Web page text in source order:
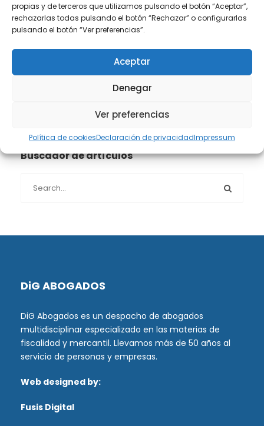
propias y de terceros que utilizamos pulsando el botón “Aceptar”,
rechazarlas todas pulsando el botón “Rechazar” o configurarlas
pulsando el botón “Ver preferencias”.
Aceptar
Denegar
Ver preferencias
Política de cookiesDeclaración de privacidadImpressum
Propiedad intelectual e industrial(13)
Sin categoría(1)
Buscador de artículos
DiG ABOGADOS
DiG Abogados es un despacho de abogados
multidisciplinar especializado en las materias de
fiscalidad y mercantil. Llevamos más de 50 años al
servicio de personas y empresas.
Web designed by:
Fusis Digital